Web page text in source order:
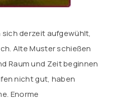
derzeit aufgewühlt,
Alte Muster schießen
Raum und Zeit beginnen
nicht gut, haben
Enorme